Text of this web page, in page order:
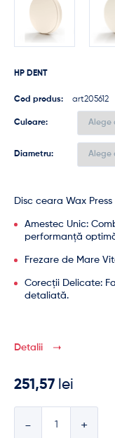
HP DENT
Cod produs: art205612
Culoare
Diametru
Disc ceara Wax
Amestec Unic:
performanță
Frezare de Mare
Corecții Delicate:
detaliată.
Detalii
251,57 lei